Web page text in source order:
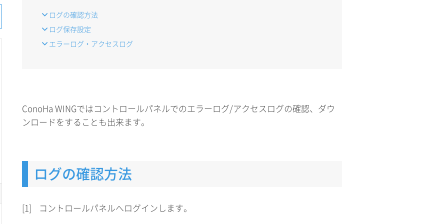
ログの確認方法
ログ保存設定
エラーログ・アクセスログ
ConoHa WINGではコントロールパネルでのエラーログ/アクセスログの確認、ダウ
ンロードをすることも出来ます。
ログの確認方法
[1] コントロールパネルへログインします。